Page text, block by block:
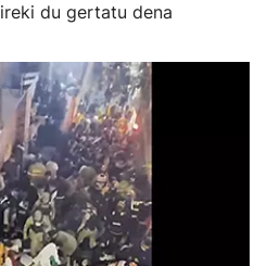
ireki du gertatu dena